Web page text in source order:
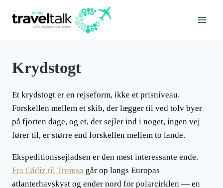
Krydstogt
Et krydstogt er en rejseform, ikke et prisniveau.
Forskellen mellem et skib, der lægger til ved tolv byer
på fjorten dage, og et, der sejler ind i noget, ingen vej
fører til, er større end forskellen mellem to lande.
Ekspeditionssejladsen er den mest interessante ende.
Fra Cádiz til Tromsø går op langs Europas
atlanterhavskyst og ender nord for polarcirklen — en